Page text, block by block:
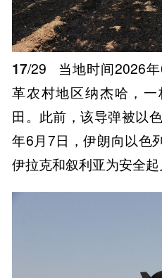
17/29
当地时间2026
革农村地区纳杰哈，
田。此前，该导弹被以
年6月7日，伊朗向以色
伊拉克和叙利亚为安全起